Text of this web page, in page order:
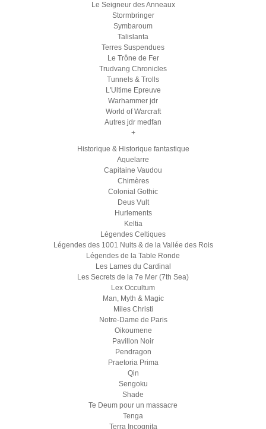
Le Seigneur des Anneaux
Stormbringer
Symbaroum
Talislanta
Terres Suspendues
Le Trône de Fer
Trudvang Chronicles
Tunnels & Trolls
L'Ultime Epreuve
Warhammer jdr
World of Warcraft
Autres jdr medfan
+
Historique & Historique fantastique
Aquelarre
Capitaine Vaudou
Chimères
Colonial Gothic
Deus Vult
Hurlements
Keltia
Légendes Celtiques
Légendes des 1001 Nuits & de la Vallée des Rois
Légendes de la Table Ronde
Les Lames du Cardinal
Les Secrets de la 7e Mer (7th Sea)
Lex Occultum
Man, Myth & Magic
Miles Christi
Notre-Dame de Paris
Oikoumene
Pavillon Noir
Pendragon
Praetoria Prima
Qin
Sengoku
Shade
Te Deum pour un massacre
Tenga
Terra Incognita